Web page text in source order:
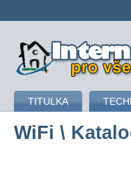
připojení k
TITULKA
WiFi \